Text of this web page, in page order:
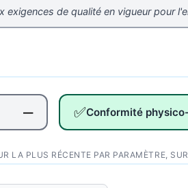
exigences de qualité en vigueur pour
— ✅Conformité
LA PLUS RÉCENTE PAR PARAMÈTRE,